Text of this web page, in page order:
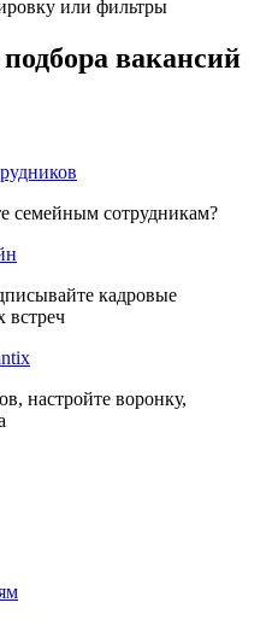
или фильтры
вакансий
семейным сотрудникам?
кадровые
встреч
настройте воронку,